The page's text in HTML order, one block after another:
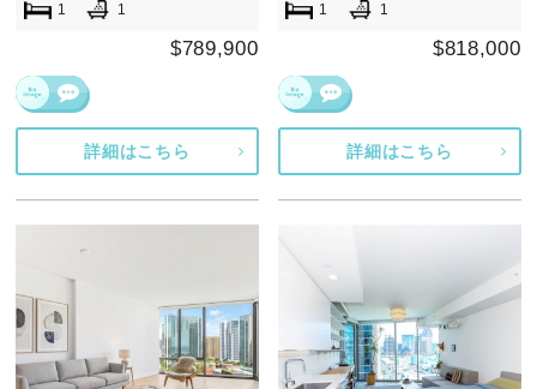
1 1
$789,900
詳細はこちら
1 1
$818,000
詳細はこちら